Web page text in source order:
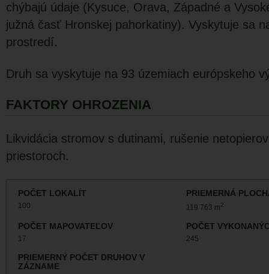
chýbajú údaje (Kysuce, Orava, Západné a
južná časť Hronskej pahorkatiny). Vyskytuje sa
prostredí.
Druh sa vyskytuje na 93 územiach európskeho
FAKTORY OHROZENIA
Likvidácia stromov s dutinami, rušenie
priestoroch.
POČET LOKALÍT
100
PRIEMERNÁ
119 763 m2
POČET MAPOVATEĽOV
17
POČET
245
PRIEMERNÝ POČET DRUHOV V
ZÁZNAME